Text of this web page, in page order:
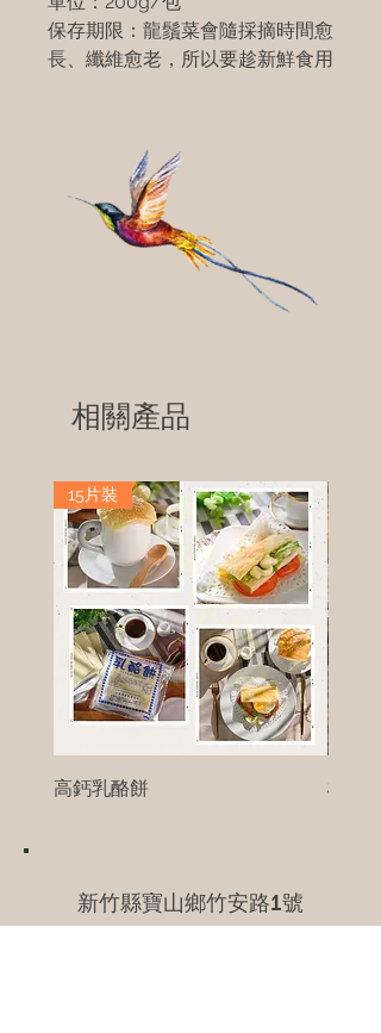
保存期限：龍鬚菜會隨採摘時間愈
長、纖維愈老，所以要趁新鮮食用
相關產品
15片裝
高鈣乳酪餅 樹葡萄
新竹縣寶山鄉竹安路1號